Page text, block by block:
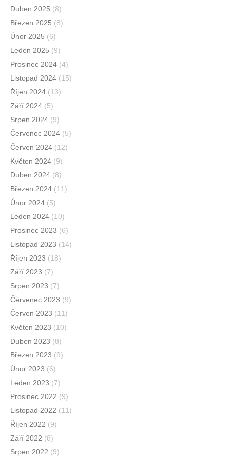
Duben 2025 (8)
Březen 2025 (8)
Únor 2025 (6)
Leden 2025 (9)
Prosinec 2024 (4)
Listopad 2024 (15)
Říjen 2024 (13)
Září 2024 (5)
Srpen 2024 (9)
Červenec 2024 (5)
Červen 2024 (12)
Květen 2024 (9)
Duben 2024 (8)
Březen 2024 (11)
Únor 2024 (5)
Leden 2024 (10)
Prosinec 2023 (6)
Listopad 2023 (14)
Říjen 2023 (18)
Září 2023 (7)
Srpen 2023 (7)
Červenec 2023 (9)
Červen 2023 (11)
Květen 2023 (10)
Duben 2023 (8)
Březen 2023 (9)
Únor 2023 (6)
Leden 2023 (7)
Prosinec 2022 (9)
Listopad 2022 (11)
Říjen 2022 (9)
Září 2022 (8)
Srpen 2022 (9)